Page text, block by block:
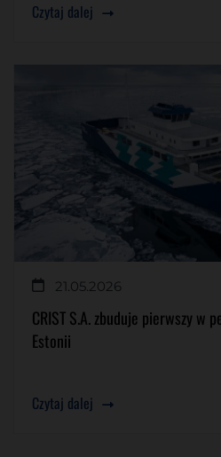
Czytaj dalej
21.05.2026
CRIST S.A. zbuduje pierwszy w
Estonii
Czytaj dalej